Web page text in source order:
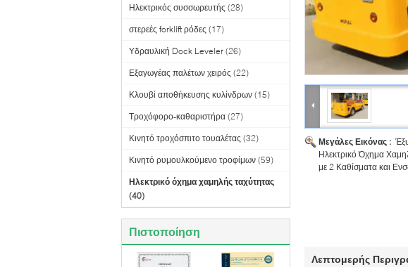
Ηλεκτρικός συσσωρευτής (28)
στερεές forklift ρόδες (17)
Υδραυλική Dock Leveler (26)
Εξαγωγέας παλέτων χειρός (22)
Κλουβί αποθήκευσης κυλίνδρων (15)
Τροχόφορο-καθαριστήρα (27)
Κινητό τροχόσπιτο τουαλέτας (32)
Κινητό ρυμουλκούμενο τροφίμων (59)
Ηλεκτρικό όχημα χαμηλής ταχύτητας
(40)
Πιστοποίηση
Μεγάλες Εικόνας :
Ηλεκτρικό Όχημα
με 2 Καθίσματα και
Λεπτομερής